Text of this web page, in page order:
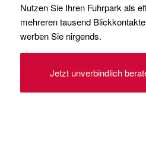
Nutzen Sie Ihren Fuhrpark als
mehreren tausend
werben Sie nirgends.
Jetzt unverbindlich